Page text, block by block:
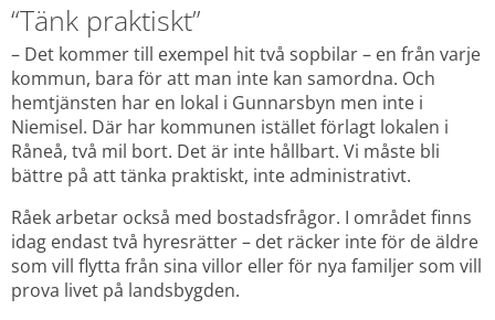
“Tänk praktiskt”
– Det kommer till exempel hit två sopbilar – en från varje
kommun, bara för att man inte kan samordna. Och
hemtjänsten har en lokal i Gunnarsbyn men inte i
Niemisel. Där har kommunen istället förlagt lokalen i
Råneå, två mil bort. Det är inte hållbart. Vi måste bli
bättre på att tänka praktiskt, inte administrativt.
Råek arbetar också med bostadsfrågor. I området finns
idag endast två hyresrätter – det räcker inte för de äldre
som vill flytta från sina villor eller för nya familjer som vill
prova livet på landsbygden.